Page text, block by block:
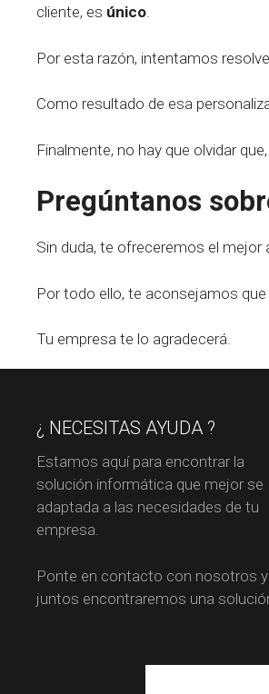
cliente, es único.
Por esta razón, intentamos
Como resultado de esa
Finalmente, no hay que olvidar
Pregúntanos
Sin duda, te ofreceremos el mejor
Por todo ello, te aconsejamos
Tu empresa te lo agradecerá.
¿ NECESITAS AYUDA ?
Estamos aquí para encontrar la
solución informática que mejor se
adaptada a las necesidades de tu
empresa.
Ponte en contacto con nosotros y
juntos encontraremos una